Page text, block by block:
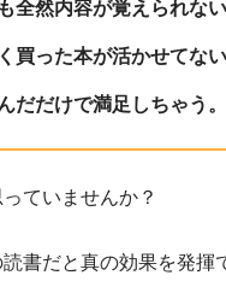
全然内容が覚えられない
買った本が活かせてない
だだけで満足しちゃう。
ていませんか？
書だと真の効果を発揮